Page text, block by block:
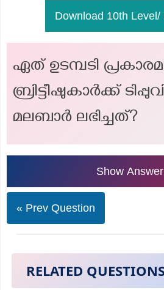
Download 10th Level/
ഏത് ഉടമ്പടി
ബ്രിട്ടീഷുകാർക്ക്
മലബാർ ലഭിച്ചത്?
Show Answer
« Prev Question
RELATED